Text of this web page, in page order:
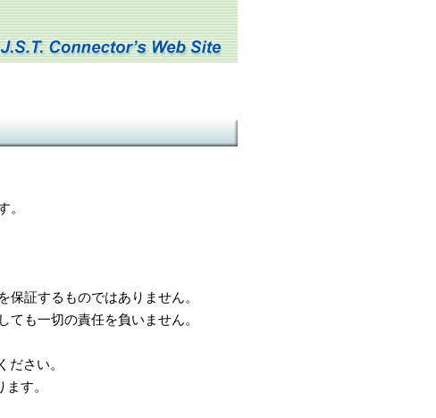
。
証するものではありません。
も一切の責任を負いません。
さい。
す。